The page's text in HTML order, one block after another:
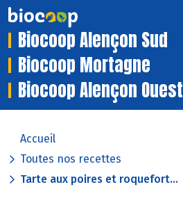
Biocoop Alençon Sud
Biocoop Mortagne
Biocoop Alençon Ouest
Accueil
Toutes nos recettes
Tarte aux poires et roquefort...